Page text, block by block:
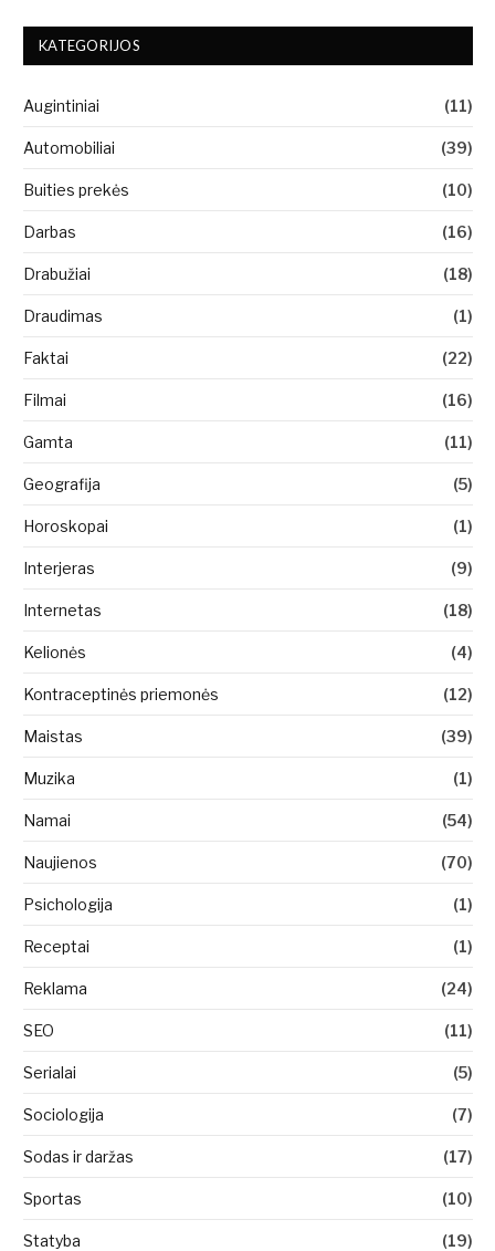
KATEGORIJOS
Augintiniai (11)
Automobiliai (39)
Buities prekės (10)
Darbas (16)
Drabužiai (18)
Draudimas (1)
Faktai (22)
Filmai (16)
Gamta (11)
Geografija (5)
Horoskopai (1)
Interjeras (9)
Internetas (18)
Kelionės (4)
Kontraceptinės priemonės (12)
Maistas (39)
Muzika (1)
Namai (54)
Naujienos (70)
Psichologija (1)
Receptai (1)
Reklama (24)
SEO (11)
Serialai (5)
Sociologija (7)
Sodas ir daržas (17)
Sportas (10)
Statyba (19)